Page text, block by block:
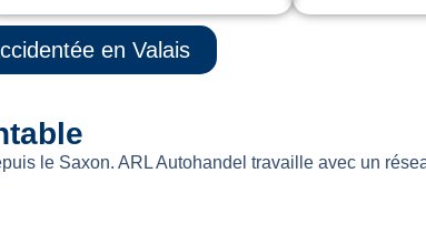
en Valais
le Saxon. ARL Autohandel travaille avec un